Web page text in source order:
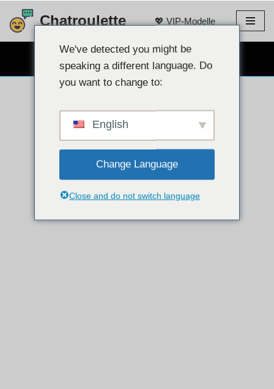
Zum
Chatroulette 💖 VIP-Modelle
KOSTENLOSER WEBCAM-CHAT 👉
We've detected you might be
speaking a different language. Do
you want to change to:
English
Change Language
Close and do not switch language